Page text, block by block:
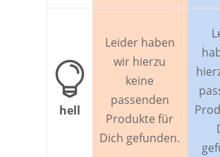

hell
Leider haben
wir hierzu
keine
passenden
Produkte für
Dich gefunden.